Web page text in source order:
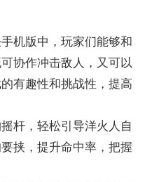
机版中，玩家们能够和
协作冲击敌人，又可以
有趣性和挑战性，提高
杆，轻松引导洋火人自
挟，提升命中率，把握